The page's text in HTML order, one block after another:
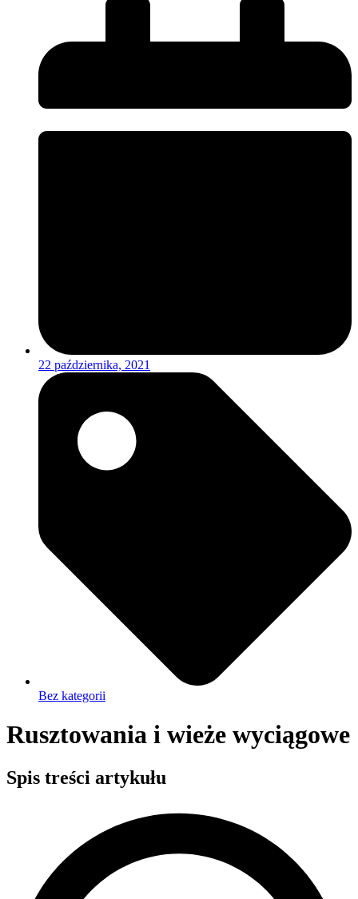
22 października, 2021
Bez kategorii
Rusztowania i wieże wyciągowe
Spis treści artykułu